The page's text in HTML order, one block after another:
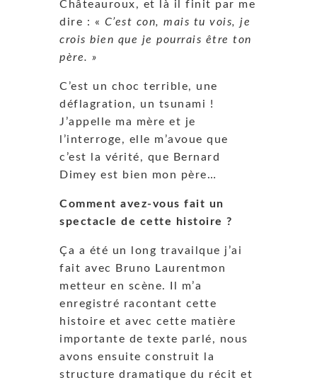
Châteauroux, et là il finit par me
dire : « C’est con, mais tu vois, je
crois bien que je pourrais être ton
père. »
C’est un choc terrible, une
déflagration, un tsunami !
J’appelle ma mère et je
l’interroge, elle m’avoue que
c’est la vérité, que Bernard
Dimey est bien mon père…
Comment avez-vous fait un
spectacle de cette histoire ?
Ça a été un long travailque j’ai
fait avec Bruno Laurentmon
metteur en scène. Il m’a
enregistré racontant cette
histoire et avec cette matière
importante de texte parlé, nous
avons ensuite construit la
structure dramatique du récit et